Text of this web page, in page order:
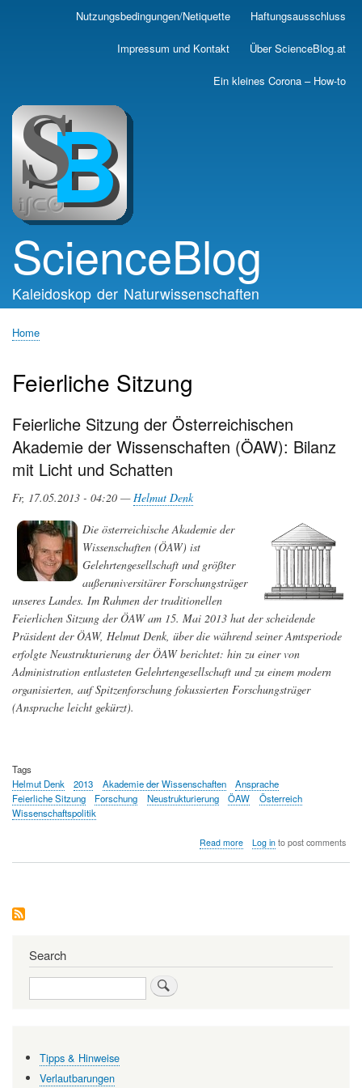
Skip
main
Nutzungsbedingungen/Netiquette Haftungsausschluss
Impressum und Kontakt Über ScienceBlog.at
Ein kleines Corona – How-to
ScienceBlog
Kaleidoskop der Naturwissenschaften
Home
Feierliche Sitzung
Feierliche Sitzung der Österreichischen
Akademie der Wissenschaften (ÖAW): Bilanz
mit Licht und Schatten
Fr, 17.05.2013 - 04:20 —Helmut Denk
Die österreichische Akademie der
Wissenschaften (ÖAW) ist
Gelehrtengesellschaft und größter
außeruniversitärer Forschungsträger
unseres Landes. Im Rahmen der traditionellen
Feierlichen Sitzung der ÖAW am 15. Mai 2013 hat der scheidende
Präsident der ÖAW, Helmut Denk, über die während seiner Amtsperiode
erfolgte Neustrukturierung der ÖAW berichtet: hin zu einer von
Administration entlasteten Gelehrtengesellschaft und zu einem modern
organisierten, auf Spitzenforschung fokussierten Forschungsträger
(Ansprache leicht gekürzt).
Tags
Helmut Denk
2013 Akademie der Wissenschaften
Ansprache
Feierliche Sitzung
Forschung Neustrukturierung ÖAW
Österreich
Wissenschaftspolitik
Read moreabout
Bilanz
Log into post comments
Search
Search
Tipps & Hinweise
Verlautbarungen